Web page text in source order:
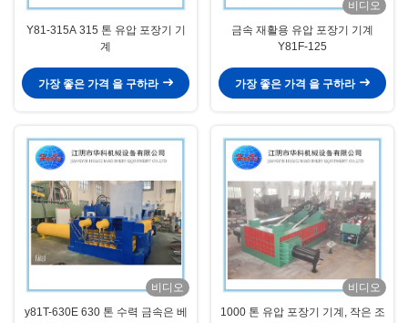
Y81-315A 315 톤 유압 포장기 기
계
가장 좋은 가격 을 구하라
비디오
금속 재활용 유압 포장기 기계
Y81F-125
가장 좋은 가격 을 구하라
비디오
y81T-630E 630 톤 수력 금속은 베
비디오
1000 톤 유압 포장기 기계, 작은 조